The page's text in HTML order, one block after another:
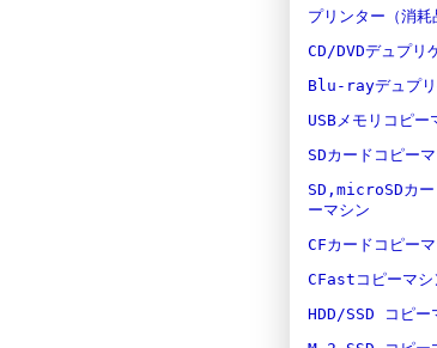
プリンター（消耗
CD/DVDデュプリ
Blu-rayデュプリ
USBメモリコピー
SDカードコピー
SD,microSDカー
ーマシン
CFカードコピー
CFastコピーマシ
HDD/SSD コピー